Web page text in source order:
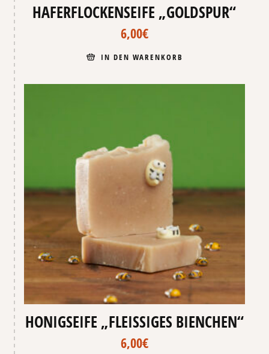
HAFERFLOCKENSEIFE „GOLDSPUR“
6,00€
IN DEN WARENKORB
HONIGSEIFE „FLEISSIGES BIENCHEN“
6,00€